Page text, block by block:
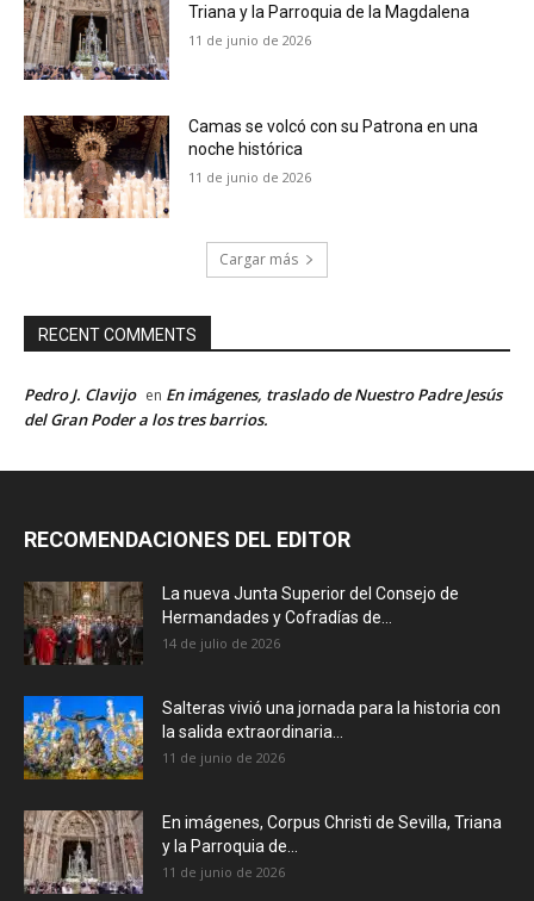
Triana y la Parroquia de la Magdalena
11 de junio de 2026
Camas se volcó con su Patrona en una
noche histórica
11 de junio de 2026
Cargar más
RECENT COMMENTS
Pedro J. Clavijo en En imágenes, traslado de Nuestro Padre Jesús
del Gran Poder a los tres barrios.
RECOMENDACIONES DEL EDITOR
La nueva Junta Superior del Consejo de
Hermandades y Cofradías de...
14 de julio de 2026
Salteras vivió una jornada para la historia con
la salida extraordinaria...
11 de junio de 2026
En imágenes, Corpus Christi de Sevilla, Triana
y la Parroquia de...
11 de junio de 2026